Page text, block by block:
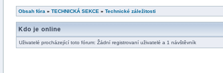
Obsah fóra » TECHNICKÁ SEKCE » Technické záležitosti
Kdo je online
Uživatelé procházející toto fórum: Žádní registrovaní uživatelé a 1 návštěvník